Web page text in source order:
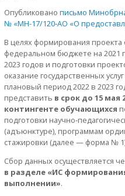
Опубликовано письмо
№ «МН-17/120-АО «О
В целях формирования проекта
федеральном бюджете на 2021
2023 годов и подготовки
оказание государственных
плановый период 2022 в 2023
представить в срок до 15
контингенте обучающихся
подготовки научно-
(адъюнктуре), программам
стажировки (далее — форма №
Сбор данных осуществляется
в разделе «ИС
выполнении».